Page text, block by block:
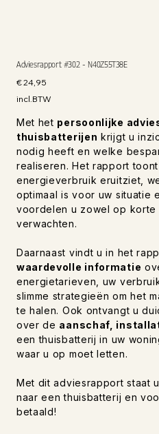
Adviesrapport #302 - N40Z55T38E
Prijs
€ 24,95
incl.BTW
Met het persoonlijke
thuisbatterijen krijgt u
nodig heeft en welke
realiseren. Het rapport
energieverbruik eruitziet,
optimaal is voor uw situatie
voordelen u zowel op korte
verwachten.
Daarnaast vindt u in het
waardevolle informatie
energietarieven, uw
slimme strategieën om het
te halen. Ook ontvangt u
over de aanschaf,
een thuisbatterij in uw
waar u op moet letten.
Met dit adviesrapport staat
naar een thuisbatterij en
betaald!